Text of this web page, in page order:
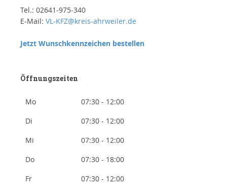
Tel.: 02641-975-340
E-Mail: VL-KFZ@kreis-ahrweiler.de
Jetzt Wunschkennzeichen bestellen
Öffnungszeiten
Mo
07:30 - 12:00
Di
07:30 - 12:00
Mi
07:30 - 12:00
Do
07:30 - 18:00
Fr
07:30 - 12:00